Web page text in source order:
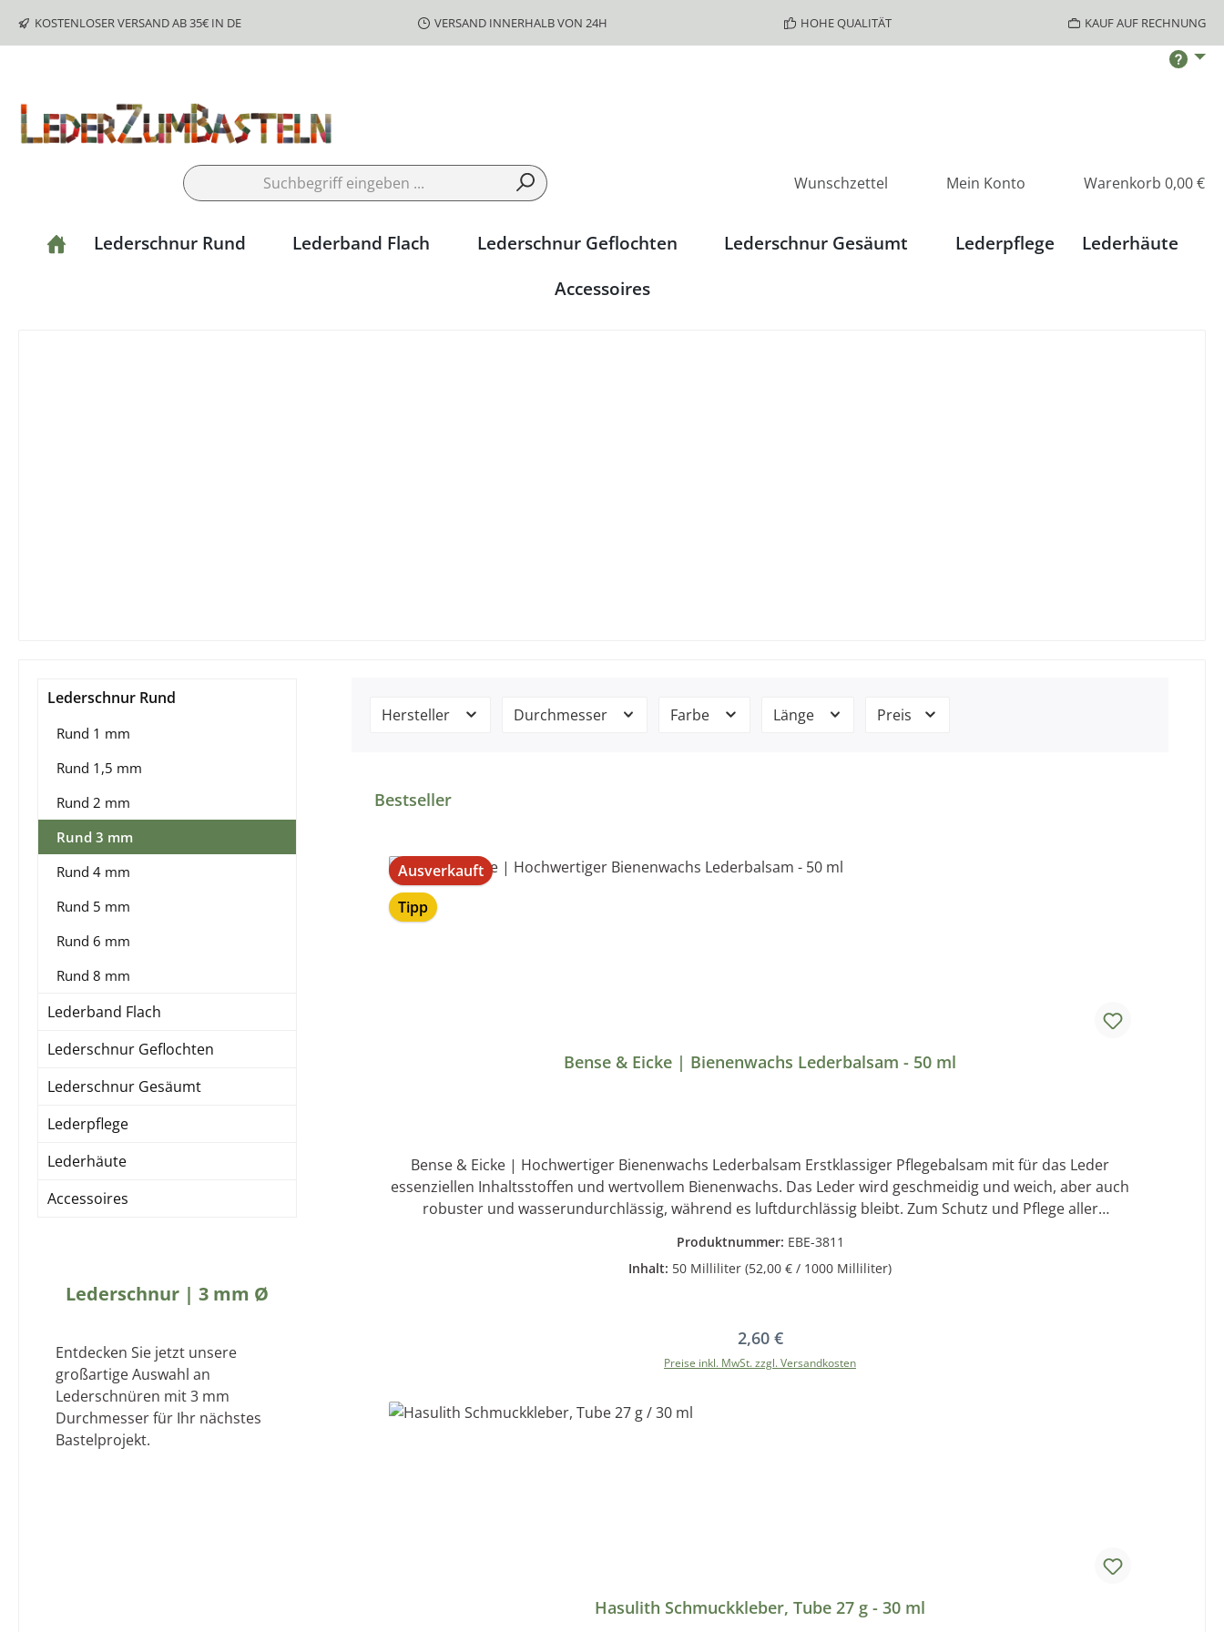
Hauptinhalt springen
Zur Suche springen
Zur Hauptnavigation springen
KOSTENLOSER VERSAND AB 35€ IN DE VERSAND INNERHALB VON 24H HOHE QUALITÄT KAUF AUF RECHNUNG
Wunschzettel Mein Konto Warenkorb 0,00 €
Lederschnur Rund Lederband Flach Lederschnur Geflochten Lederschnur Gesäumt Lederpflege
Lederhäute
Accessoires
Lederschnur Rund
Rund 1 mm
Rund 1,5 mm
Rund 2 mm
Rund 3 mm
Rund 4 mm
Rund 5 mm
Rund 6 mm
Rund 8 mm
Lederband Flach
Lederschnur Geflochten
Lederschnur Gesäumt
Lederpflege
Lederhäute
Accessoires
Lederschnur | 3 mm Ø
Entdecken Sie jetzt unsere
großartige Auswahl an
Lederschnüren mit 3 mm
Durchmesser für Ihr nächstes
Bastelprojekt.
Hersteller Durchmesser Farbe Länge Preis
Produktgalerie überspringen
Bestseller
Ausverkauft
Tipp
Bense & Eicke | Bienenwachs Lederbalsam - 50 ml
Bense & Eicke | Hochwertiger Bienenwachs Lederbalsam Erstklassiger Pflegebalsam mit für das Leder
essenziellen Inhaltsstoffen und wertvollem Bienenwachs. Das Leder wird geschmeidig und weich, aber auch
robuster und wasserundurchlässig, während es luftdurchlässig bleibt. Zum Schutz und Pflege aller
trocken, kann der Vorgang mehrmals erfolgen. Inhaltsstoffe: Hochwertige Öle, Vaseline, Bienenwachs,
Parfüm
Produktnummer: EBE-3811
Inhalt: 50 Milliliter (52,00 € / 1000 Milliliter)
Regulärer Preis:
2,60 €
Preise inkl. MwSt. zzgl. Versandkosten
Hasulith Schmuckkleber, Tube 27 g - 30 ml